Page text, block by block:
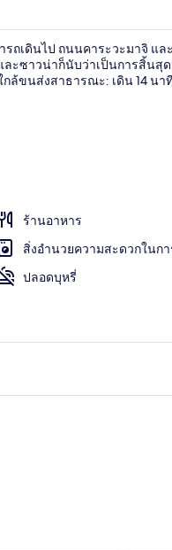
ถเดินไป ถนนคาระวะมาจิ แล
ละซาวน่าก็นับว่าเป็นการสิ้น
ล้ขนส่งสาธารณะ: เดิน 14 นา
ร้านอาหาร
สิ่งอำนวยความสะดวกในก
ปลอดบุหรี่